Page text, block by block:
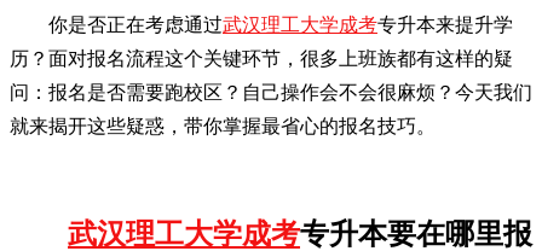
你是否正在考虑通过武汉理工大学成考专升本来提升学
历？面对报名流程这个关键环节，很多上班族都有这样的疑
问：报名是否需要跑校区？自己操作会不会很麻烦？今天我们
就来揭开这些疑惑，带你掌握最省心的报名技巧。
武汉理工大学成考专升本要在哪里报